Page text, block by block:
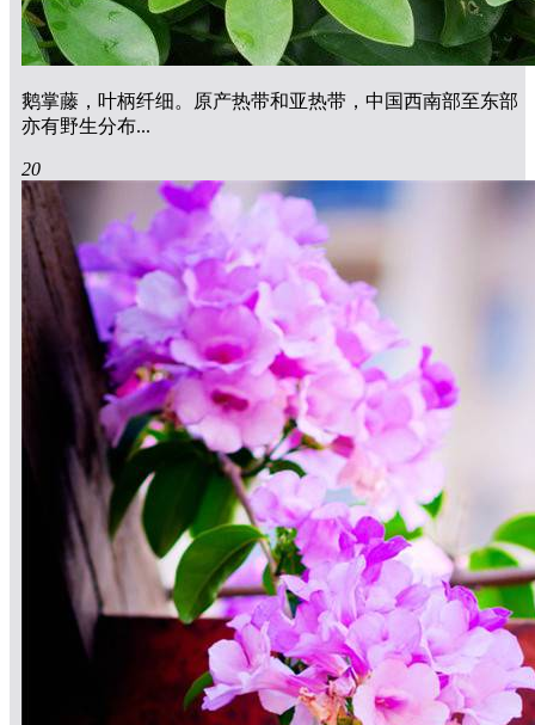
鹅掌藤，叶柄纤细。原产热带和亚热带，中国西南部至东部
亦有野生分布...
20